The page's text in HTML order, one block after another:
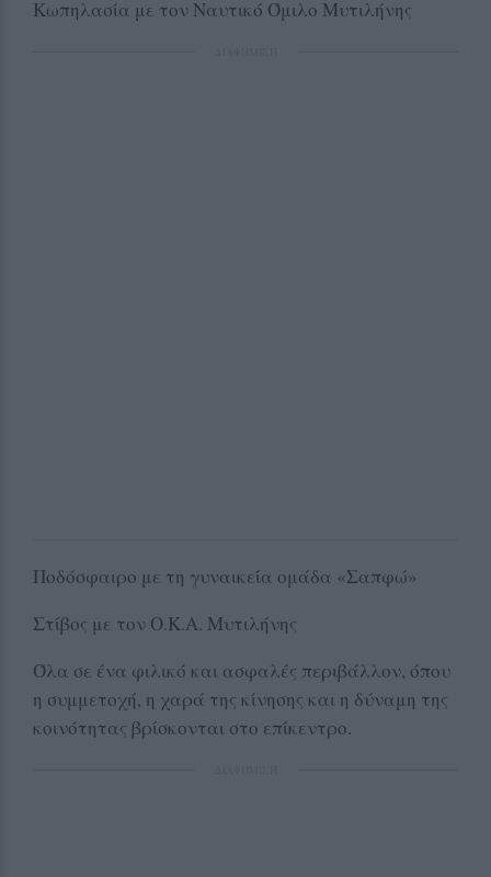
Κωπηλασία με τον Ναυτικό Όμιλο Μυτιλήνης
Ποδόσφαιρο με τη γυναικεία ομάδα «Σαπφώ»
Στίβος με τον Ο.Κ.Α. Μυτιλήνης
Όλα σε ένα φιλικό και ασφαλές περιβάλλον, όπου
η συμμετοχή, η χαρά της κίνησης και η δύναμη της
κοινότητας βρίσκονται στο επίκεντρο.